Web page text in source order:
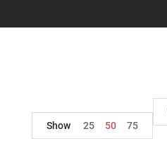
Show
25 50 75